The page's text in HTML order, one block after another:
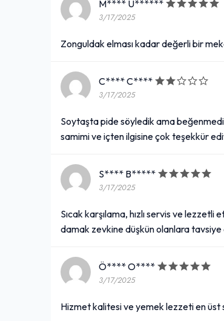
M**** U******
3/17/2025
Zonguldak elması kadar değerli bir
C**** C****
3/17/2025
Soytaşta pide söyledik ama
samimi ve içten ilgisine çok teşekkür
S**** B*****
3/17/2025
Sıcak karşılama, hızlı servis ve
damak zevkine düşkün olanlara
Ö**** O****
3/17/2025
Hizmet kalitesi ve yemek lezzeti en üst